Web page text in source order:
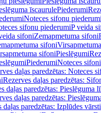
īscaurulePiederumi
Noteces sifonu piederumi
sifonu piederumiP veida
sifoniZemapmetuma sifoni
sifoni
sifoniPieslēgumi
PiederumiNoteces
daļas paredzētas: Noteces
Rezerves daļas paredzētas:
daļas paredzētas: Pieslēguma
daļas paredzētas:
daļas paredzētas: Izplūdes vārsti